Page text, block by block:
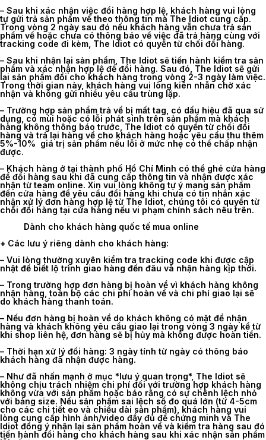
– Sau khi xác nhận việc đổi hàng hợp lệ, khách hàng vui lòng
tự gửi trả sản phẩm về theo thông tin mà The Idiot cung cấp.
Trong vòng 2 ngày sau đó nếu khách hàng vẫn chưa trả sản
phẩm về hoặc chưa có thông báo về việc đã trả hàng cùng với
tracking code đi kèm, The Idiot có quyền từ chối đổi hàng.
– Sau khi nhận lại sản phẩm, The Idiot sẽ tiến hành kiểm tra sản
phẩm và xác nhận hợp lệ để đổi hàng. Sau đó, The Idiot sẽ gửi
lại sản phẩm đổi cho khách hàng trong vòng 2-3 ngày làm việc.
Trong thời gian này, khách hàng vui lòng kiên nhẫn chờ xác
nhận và không gửi nhiều yêu cầu trùng lặp.
– Trường hợp sản phẩm trả về bị mất tag, có dấu hiệu đã qua sử
dụng, có mùi hoặc có lỗi phát sinh trên sản phẩm mà khách
hàng không thông báo trước, The Idiot có quyền từ chối đổi
hàng và trả lại hàng về cho khách hàng hoặc yêu cầu thu thêm
5%-10% giá trị sản phẩm nếu lỗi ở mức nhẹ có thể chấp nhận
được.
– Khách hàng ở tại thành phố Hồ Chí Minh có thể ghé cửa hàng
để đổi hàng sau khi đã cung cấp thông tin và nhận được xác
nhận từ team online. Xin vui lòng không tự ý mang sản phẩm
đến cửa hàng để yêu cầu đổi hàng khi chưa có tin nhắn xác
nhận xử lý đơn hàng hợp lệ từ The Idiot, chúng tôi có quyền từ
chối đổi hàng tại cửa hàng nếu vi phạm chính sách nêu trên.
Dành cho khách hàng quốc tế mua online
+ Các lưu ý riêng dành cho khách hàng:
– Vui lòng thường xuyên kiểm tra tracking code khi được cập
nhật để biết lộ trình giao hàng đến đâu và nhận hàng kịp thời.
– Trong trường hợp đơn hàng bị hoàn về vì khách hàng không
nhận hàng, toàn bộ các chi phí hoàn về và chi phí giao lại sẽ
do khách hàng thanh toán.
– Nếu đơn hàng bị hoàn về do khách không có mặt để nhận
hàng và khách không yêu cầu giao lại trong vòng 3 ngày kể từ
khi shop liên hệ, đơn hàng sẽ bị hủy mà không được hoàn tiền.
– Thời hạn xử lý đổi hàng: 3 ngày tính từ ngày có thông báo
khách hàng đã nhận được hàng.
– Như đã nhấn mạnh ở mục *lưu ý quan trọng*, The Idiot sẽ
không chịu trách nhiệm chi phí đối với trường hợp khách hàng
không vừa với sản phẩm hoặc báo rằng có sự chênh lệch nhỏ
với bảng size. Nếu sản phẩm sai lệch số đo quá lớn (từ 4-5cm
cho các chi tiết eo và chiều dài sản phẩm), khách hàng vui
lòng cung cấp hình ảnh/video đầy đủ để chứng minh và The
Idiot đồng ý nhận lại sản phẩm hoàn về và kiểm tra hàng sau đó
tiến hành đổi hàng cho khách hàng sau khi xác nhận sản phẩm